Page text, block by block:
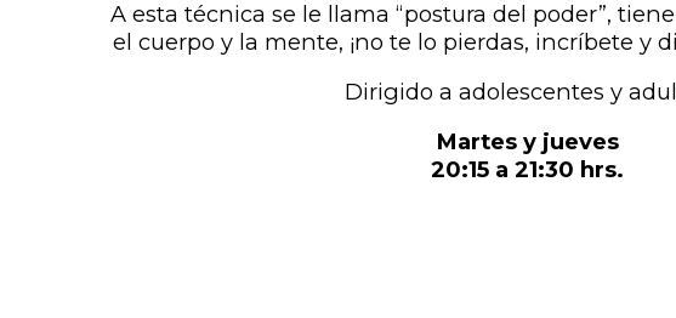
A esta técnica se le llama “postura del poder”,
el cuerpo y la mente, ¡no te lo pierdas, incríbete y
Dirigido a adolescentes y
Martes y jueves
20:15 a 21:30 hrs.